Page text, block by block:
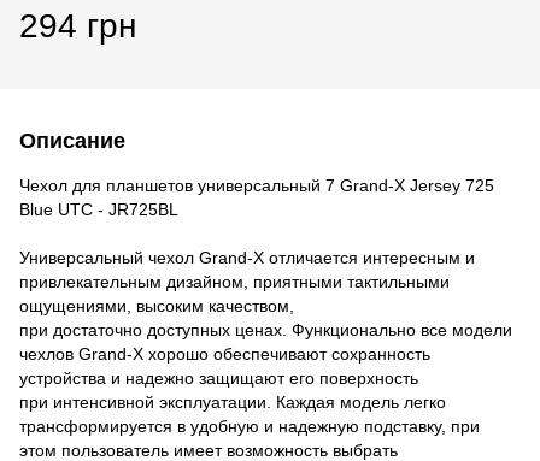
294 грн
Описание
Чехол для планшетов универсальный 7 Grand-X Jersey 725
Blue UTC - JR725BL
Универсальный чехол Grand-X отличается интересным и
привлекательным дизайном, приятными тактильными
ощущениями, высоким качеством,
при достаточно доступных ценах. Функционально все модели
чехлов Grand-X хорошо обеспечивают сохранность
устройства и надежно защищают его поверхность
при интенсивной эксплуатации. Каждая модель легко
трансформируется в удобную и надежную подставку, при
этом пользователь имеет возможность выбрать